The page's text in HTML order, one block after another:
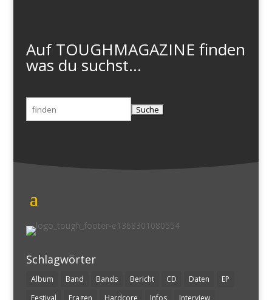
Auf TOUGHMAGAZINE finden
was du suchst...
Suchen
nach:
Schlagwörter
Album Band Bands Bericht CD Daten
EP
Festival
Fragen Hardcore Infos Interview